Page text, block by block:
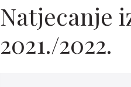
Natjecanje
2021./2022.